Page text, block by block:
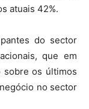
atuais 42%.
do sector
que em
sobre os últimos
no sector